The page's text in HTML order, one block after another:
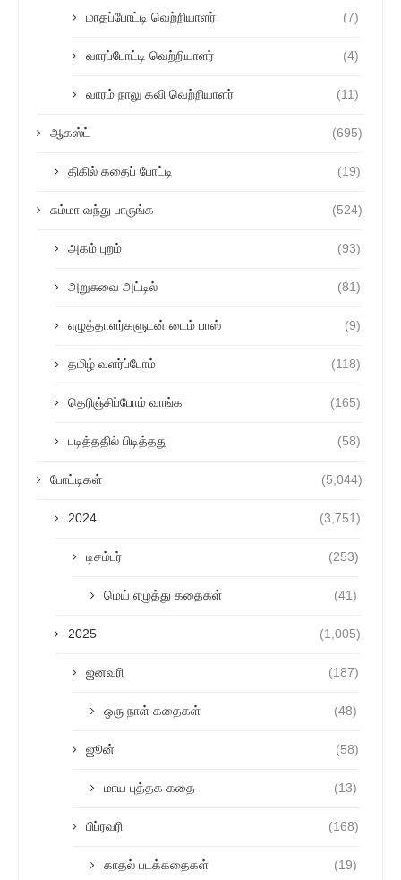
மாதப்போட்டி வெற்றியாளர் (7)
வாரப்போட்டி வெற்றியாளர் (4)
வாரம் நாலு கவி வெற்றியாளர் (11)
ஆகஸ்ட் (695)
திகில் கதைப் போட்டி (19)
சும்மா வந்து பாருங்க (524)
அகம் புறம் (93)
அறுசுவை அட்டில் (81)
எழுத்தாளர்களுடன் டைம் பாஸ் (9)
தமிழ் வளர்ப்போம் (118)
தெரிஞ்சிப்போம் வாங்க (165)
படித்ததில் பிடித்தது (58)
போட்டிகள் (5,044)
2024 (3,751)
டிசம்பர் (253)
மெய் எழுத்து கதைகள் (41)
2025 (1,005)
ஜனவரி (187)
ஒரு நாள் கதைகள் (48)
ஜூன் (58)
மாய புத்தக கதை (13)
பிப்ரவரி (168)
காதல் படக்கதைகள் (19)